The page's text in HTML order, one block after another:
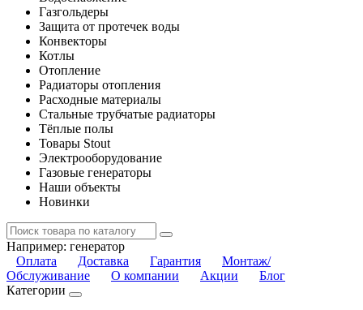
Газгольдеры
Защита от протечек воды
Конвекторы
Котлы
Отопление
Радиаторы отопления
Расходные материалы
Стальные трубчатые радиаторы
Тёплые полы
Товары Stout
Электрооборудование
Газовые генераторы
Наши объекты
Новинки
Например: генератор
Оплата
Доставка Гарантия
Монтаж/
Обслуживание
О компании Акции
Блог
Категории